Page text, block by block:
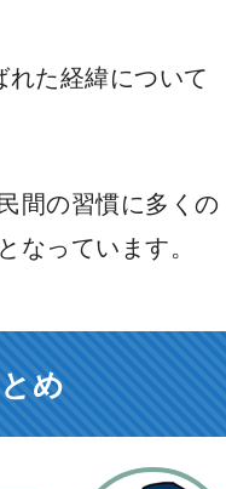
た経緯について
間の習慣に多くの
っています。
め